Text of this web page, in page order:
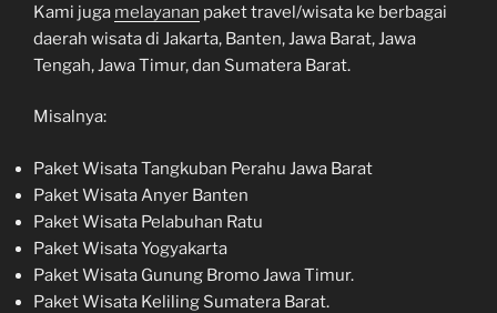
Kami juga melayanan paket travel/wisata ke berbagai
daerah wisata di Jakarta, Banten, Jawa Barat, Jawa
Tengah, Jawa Timur, dan Sumatera Barat.
Misalnya:
Paket Wisata Tangkuban Perahu Jawa Barat
Paket Wisata Anyer Banten
Paket Wisata Pelabuhan Ratu
Paket Wisata Yogyakarta
Paket Wisata Gunung Bromo Jawa Timur.
Paket Wisata Keliling Sumatera Barat.